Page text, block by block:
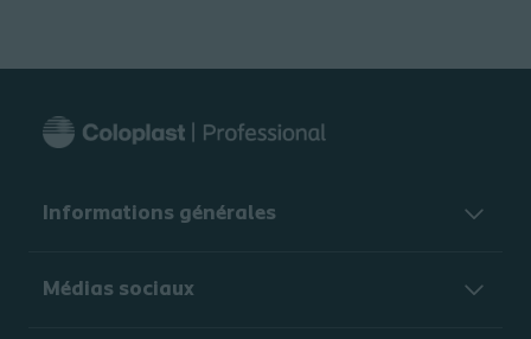
Informations générales​
Médias sociaux